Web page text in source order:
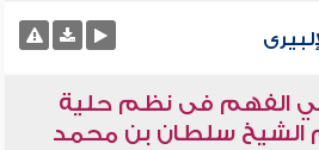
الفهم فى نظم حلية
الشيخ سلطان بن محمد